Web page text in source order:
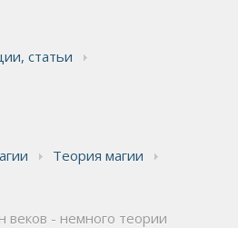
статьи
Теория магии
веков - немного теории